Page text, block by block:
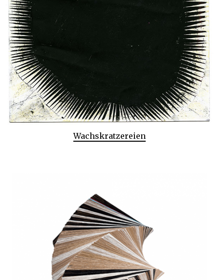
Wachskratzereien